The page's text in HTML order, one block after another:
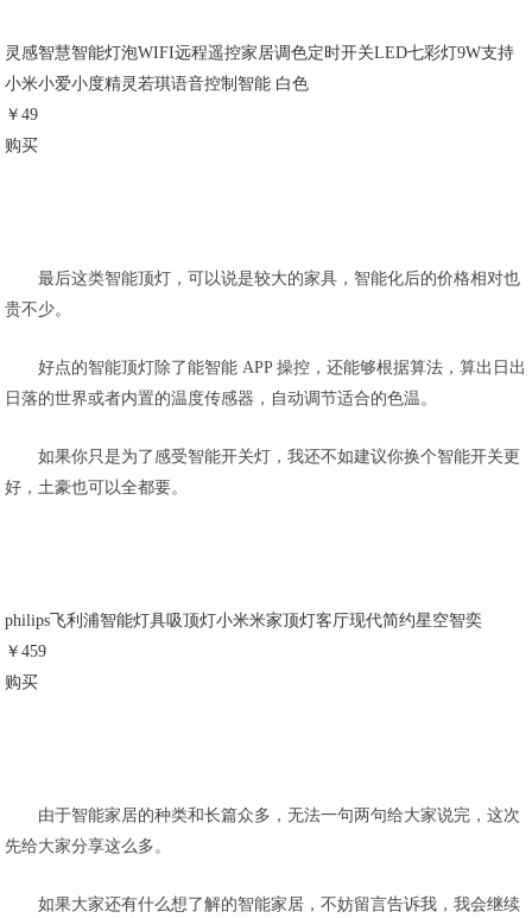
灵感智慧智能灯泡WIFI远程遥控家居调色定时开关LED七彩灯9W支持
小米小爱小度精灵若琪语音控制智能 白色
￥49
购买
最后这类智能顶灯，可以说是较大的家具，智能化后的价格相对也
贵不少。
好点的智能顶灯除了能智能 APP 操控，还能够根据算法，算出日出
日落的世界或者内置的温度传感器，自动调节适合的色温。
如果你只是为了感受智能开关灯，我还不如建议你换个智能开关更
好，土豪也可以全都要。
philips飞利浦智能灯具吸顶灯小米米家顶灯客厅现代简约星空智奕
￥459
购买
由于智能家居的种类和长篇众多，无法一句两句给大家说完，这次
先给大家分享这么多。
如果大家还有什么想了解的智能家居，不妨留言告诉我，我会继续